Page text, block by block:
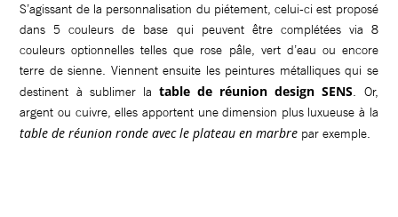
S’agissant de la personnalisation du piétement, celui-ci est proposé
dans 5 couleurs de base qui peuvent être complétées via 8
couleurs optionnelles telles que rose pâle, vert d’eau ou encore
terre de sienne. Viennent ensuite les peintures métalliques qui se
destinent à sublimer la table de réunion design SENS. Or,
argent ou cuivre, elles apportent une dimension plus luxueuse à la
table de réunion ronde avec le plateau en marbre par exemple.